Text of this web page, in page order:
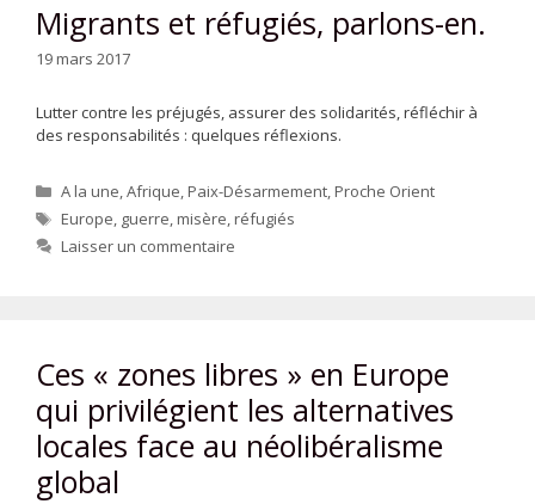
Migrants et réfugiés, parlons-en.
19 mars 2017
Lutter contre les préjugés, assurer des solidarités, réfléchir à
des responsabilités : quelques réflexions.
Catégories
A la une,Afrique,Paix-Désarmement,Proche Orient
Étiquettes
Europe, guerre,misère,réfugiés
Laisser un commentaire
Ces « zones libres » en Europe
qui privilégient les alternatives
locales face au néolibéralisme
global